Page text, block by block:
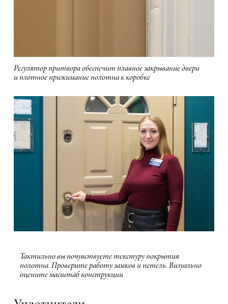
Регулятор притвора обеспечит плавное закрывание двери
и плотное прижимание полотна к коробке
Тактильно вы почувствуете текстуру покрытия
полотна. Проверите работу замков и петель. Визуально
оцените масштаб конструкции